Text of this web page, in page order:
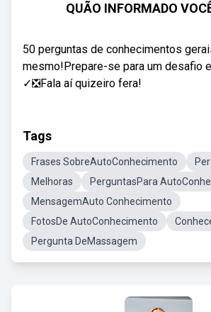
QUÃO INFORMADO
50 perguntas de conhecimentos
mesmo!Prepare-se para um desafio
✓❎Fala aí quizeiro fera!
Tags
Frases SobreAutoConhecimento
Melhoras
PerguntasPara
MensagemAuto Conhecimento
FotosDe AutoConhecimento
Pergunta DeMassagem